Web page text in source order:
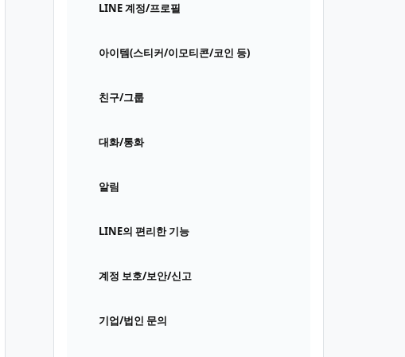
LINE 계정/프로필
아이템(스티커/이모티콘/코인 등)
친구/그룹
대화/통화
알림
LINE의 편리한 기능
계정 보호/보안/신고
기업/법인 문의